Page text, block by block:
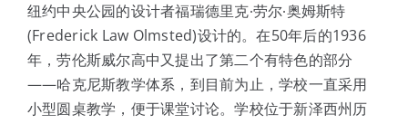
纽约中央公园的设计者福瑞德里克∙劳尔∙奥姆斯特
(Frederick Law Olmsted)设计的。在50年后的1936
年，劳伦斯威尔高中又提出了第二个有特色的部分
——哈克尼斯教学体系，到目前为止，学校一直采用
小型圆桌教学，便于课堂讨论。学校位于新泽西州历